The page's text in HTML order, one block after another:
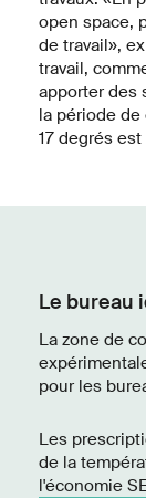
open space,
de travail»,
travail,
apporter des
la période
17 degrés
Le bureau
La zone de
pour les
Les
de la
l'économie